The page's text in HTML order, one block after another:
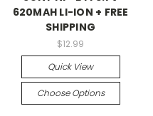
620MAH LI-ION + FREE
SHIPPING
$12.99
Quick View
Choose Options